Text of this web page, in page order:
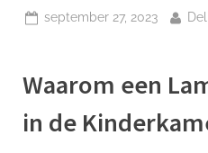
Geplaatst
september 27, 2023
Waarom een
in de